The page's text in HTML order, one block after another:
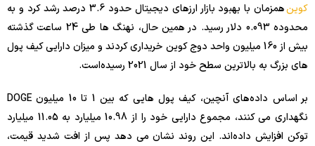
کوین
همزمان با بهبود بازار ارزهای دیجیتال حدود 3.6 درصد رشد کرد و به
محدوده 0.093 دلار رسید. در همین حال، نهنگ ها طی 24 ساعت گذشته
بیش از 160 میلیون واحد دوج کوین خریداری کردند و میزان دارایی کیف پول
های بزرگ به بالاترین سطح خود از سال 2021 رسیده‌است.
بر اساس داده‌های آنچین، کیف پول هایی که بین 1 تا 10 میلیون DOGE
نگهداری می کنند، مجموع دارایی خود را از 10.98 میلیارد به 11.05 میلیارد
توکن افزایش داده‌اند. این روند نشان می دهد پس از افت شدید قیمت،